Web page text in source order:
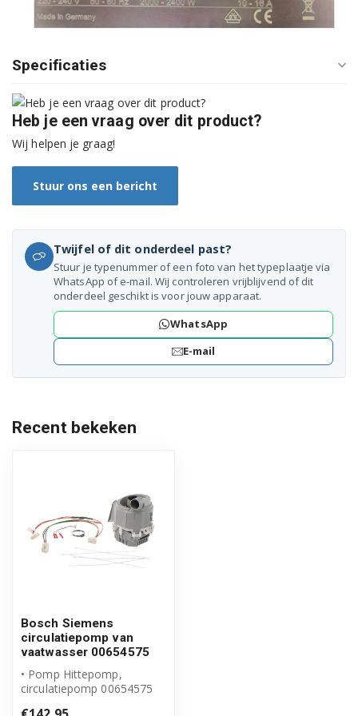
S21M65N1EU14
S21M69N1EU/01
S21M69N1EU14
S21N63N0EU19
S21N65N1EU01
S21N65N1EU19
S21N69N1EU01
S21N69N1EU19
S31M63B0EU14
S31N63B0EU01
S31N63B0EU19
S31N63W0EU19
S41M40N0EU01
Specificaties
Heb je een vraag over dit product?
Wij helpen je graag!
Stuur ons een bericht
Twijfel of dit onderdeel past?
Stuur je typenummer of een foto van het typeplaatje via
WhatsApp of e-mail. Wij controleren vrijblijvend of dit
onderdeel geschikt is voor jouw apparaat.
WhatsApp
E-mail
Recent bekeken
Bosch Siemens
circulatiepomp van
vaatwasser 00654575
• Pomp Hittepomp,
circulatiepomp 00654575